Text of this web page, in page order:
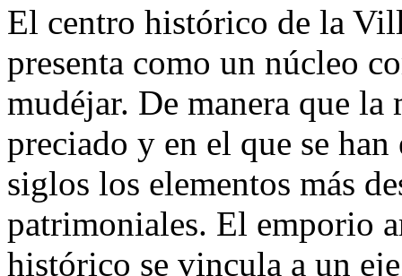
El centro histórico de la
presenta como un núcleo
mudéjar. De manera que la
preciado y en el que se
siglos los elementos más
patrimoniales. El emporio
histórico se vincula a un